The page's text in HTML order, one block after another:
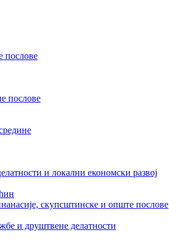
послове
послове
и локални економски развој
скупсштинске и опште послове
и друштвене делатности